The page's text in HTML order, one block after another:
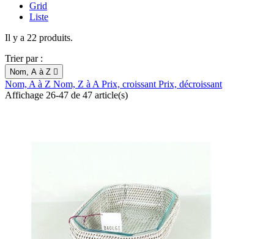
Grid
Liste
Il y a 22 produits.
Trier par :
Nom, A à Z 
Nom, A à Z Nom, Z à A Prix, croissant Prix, décroissant
Affichage 26-47 de 47 article(s)